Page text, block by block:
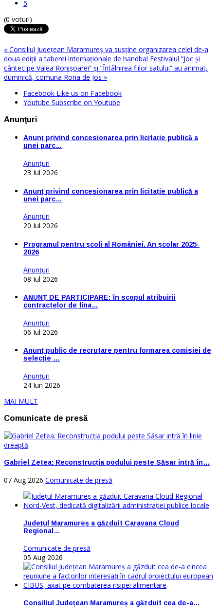
5
(0 voturi)
« Consiliul Județean Maramureș va susține organizarea celei de-a
doua ediții a taberei internaționale de handbal Festivalul ”Joc și
cântec pe Valea Ronișoarei” și ”Întâlnirea fiilor satului” au animat,
duminică, comuna Rona de Jos »
Facebook Like us on Facebook
Youtube Subscribe on Youtube
Anunţuri
Anunț privind concesionarea prin licitație publică a
unei parc…
Anunţuri
23 Iul 2026
Anunț privind concesionarea prin licitație publică a
unei parc…
Anunţuri
20 Iul 2026
Programul pentru școli al României. An școlar 2025-
2026
Anunţuri
08 Iul 2026
ANUNŢ DE PARTICIPARE: în scopul atribuirii
contractelor de fina…
Anunţuri
06 Iul 2026
Anunț public de recrutare pentru formarea comisiei de
selecție …
Anunţuri
24 Iun 2026
MAI MULT
Comunicate de presă
Gabriel Zetea: Reconstrucția podului peste Săsar intră în…
07 Aug 2026 Comunicate de presă
Județul Maramureș a găzduit Caravana Cloud
Regional…
Comunicate de presă
05 Aug 2026
Consiliul Județean Maramureș a găzduit cea de-a…